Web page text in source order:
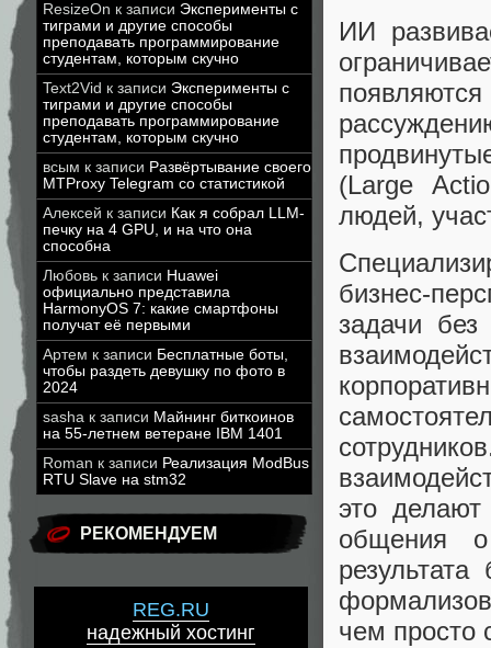
ResizeOn к записи Эксперименты с
тиграми и другие способы
преподавать программирование
студентам, которым скучно
Text2Vid к записи Эксперименты с
тиграми и другие способы
преподавать программирование
студентам, которым скучно
всым к записи Развёртывание своего
MTProxy Telegram со статистикой
Алексей к записи Как я собрал LLM-
печку на 4 GPU, и на что она
способна
Любовь к записи Huawei
официально представила
HarmonyOS 7: какие смартфоны
получат её первыми
Артем к записи Бесплатные боты,
чтобы раздеть девушку по фото в
2024
sasha к записи Майнинг биткоинов
на 55-летнем ветеране IBM 1401
Roman к записи Реализация ModBus
RTU Slave на stm32
РЕКОМЕНДУЕМ
REG.RU
надежный хостинг
ИИ
(Large
людей,
бизнес-
задачи
это
общения о
чем просто